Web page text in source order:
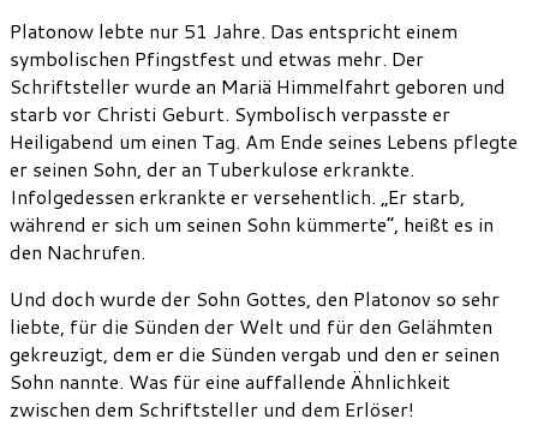
Platonow lebte nur 51 Jahre. Das entspricht einem
symbolischen Pfingstfest und etwas mehr. Der
Schriftsteller wurde an Mariä Himmelfahrt geboren und
starb vor Christi Geburt. Symbolisch verpasste er
Heiligabend um einen Tag. Am Ende seines Lebens pflegte
er seinen Sohn, der an Tuberkulose erkrankte.
Infolgedessen erkrankte er versehentlich. „Er starb,
während er sich um seinen Sohn kümmerte“, heißt es in
den Nachrufen.
Und doch wurde der Sohn Gottes, den Platonov so sehr
liebte, für die Sünden der Welt und für den Gelähmten
gekreuzigt, dem er die Sünden vergab und den er seinen
Sohn nannte. Was für eine auffallende Ähnlichkeit
zwischen dem Schriftsteller und dem Erlöser!